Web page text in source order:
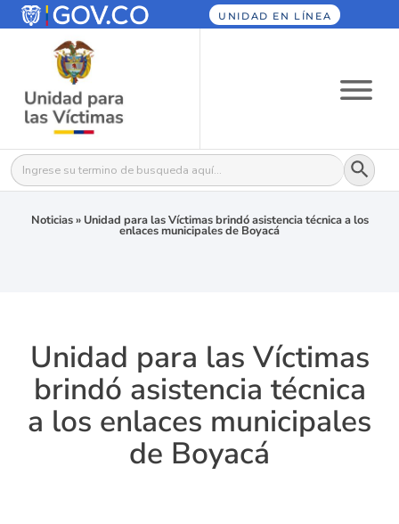
UNIDAD EN LÍNEA
Buscar: Botón
Noticias» Unidad para las Víctimas brindó asistencia técnica a los
enlaces municipales de Boyacá
Unidad para las Víctimas
brindó asistencia técnica
a los enlaces municipales
de Boyacá